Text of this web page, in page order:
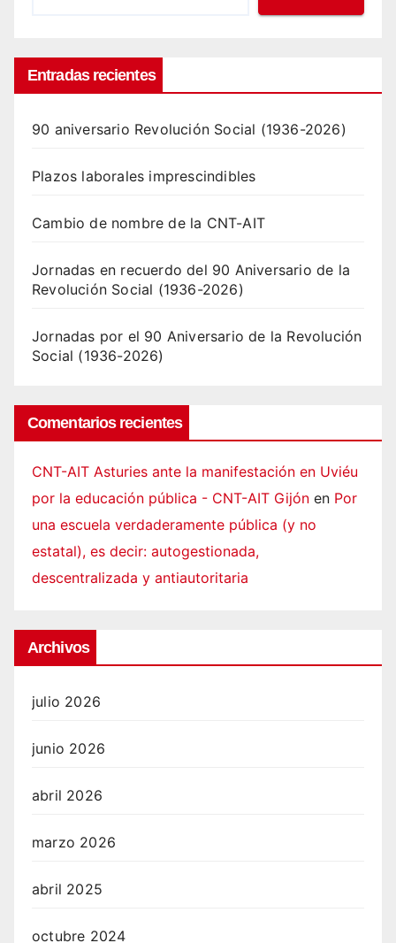
Entradas recientes
90 aniversario Revolución Social (1936-2026)
Plazos laborales imprescindibles
Cambio de nombre de la CNT-AIT
Jornadas en recuerdo del 90 Aniversario de la
Revolución Social (1936-2026)
Jornadas por el 90 Aniversario de la Revolución
Social (1936-2026)
Comentarios recientes
CNT-AIT Asturies ante la manifestación en Uviéu
por la educación pública - CNT-AIT Gijón en Por
una escuela verdaderamente pública (y no
estatal), es decir: autogestionada,
descentralizada y antiautoritaria
Archivos
julio 2026
junio 2026
abril 2026
marzo 2026
abril 2025
octubre 2024